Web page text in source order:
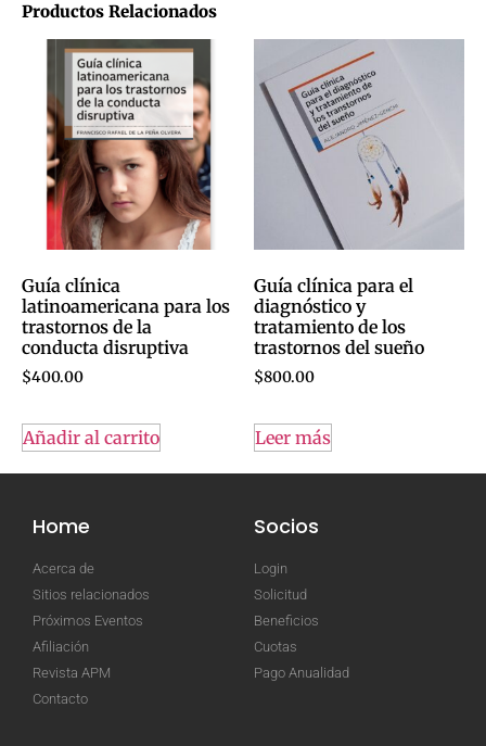
Productos Relacionados
Guía clínica
latinoamericana para los
trastornos de la
conducta disruptiva
$400.00
Añadir al carrito
Guía clínica para el
diagnóstico y
tratamiento de los
trastornos del sueño
$800.00
Leer más
Home
Acerca de
Sitios relacionados
Próximos Eventos
Afiliación
Revista APM
Contacto
Socios
Login
Solicitud
Beneficios
Cuotas
Pago Anualidad